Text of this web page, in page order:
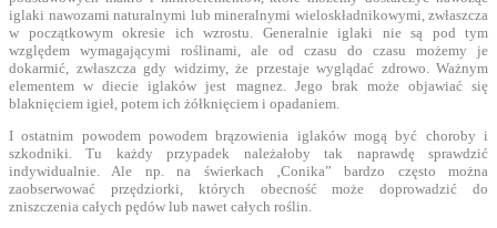
iglaki nawozami naturalnymi lub mineralnymi wieloskładnikowymi, zwłaszcza
w początkowym okresie ich wzrostu. Generalnie iglaki nie są pod tym
względem wymagającymi roślinami, ale od czasu do czasu możemy je
dokarmić, zwłaszcza gdy widzimy, że przestaje wyglądać zdrowo. Ważnym
elementem w diecie iglaków jest magnez. Jego brak może objawiać się
blaknięciem igieł, potem ich żółknięciem i opadaniem.
I ostatnim powodem powodem brązowienia iglaków mogą być choroby i
szkodniki. Tu każdy przypadek należałoby tak naprawdę sprawdzić
indywidualnie. Ale np. na świerkach ‚Conika” bardzo często można
zaobserwować przędziorki, których obecność może doprowadzić do
zniszczenia całych pędów lub nawet całych roślin.